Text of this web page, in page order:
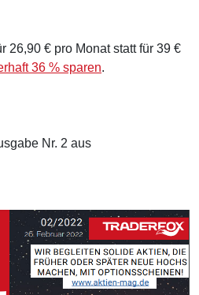
26,90 € pro Monat statt für 39 €
36 % sparen.
Nr. 2 aus